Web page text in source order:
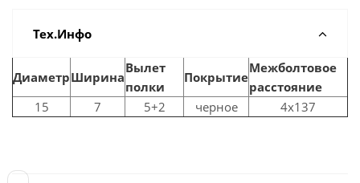
Тех.Инфо
ДиаметрШирина
Вылет
полки
Покрытие
Межболтовое
расстояние
15
7 5+2 черное 4x137